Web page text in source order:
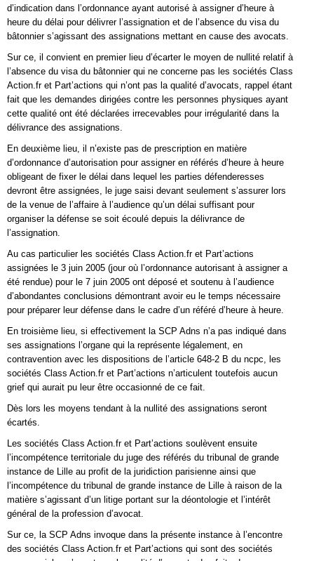
d’indication dans l’ordonnance ayant autorisé à assigner d’heure à
heure du délai pour délivrer l’assignation et de l’absence du visa du
bâtonnier s’agissant des assignations mettant en cause des avocats.
Sur ce, il convient en premier lieu d’écarter le moyen de nullité relatif à
l’absence du visa du bâtonnier qui ne concerne pas les sociétés Class
Action.fr et Part’actions qui n’ont pas la qualité d’avocats, rappel étant
fait que les demandes dirigées contre les personnes physiques ayant
cette qualité ont été déclarées irrecevables pour irrégularité dans la
délivrance des assignations.
En deuxième lieu, il n’existe pas de prescription en matière
d’ordonnance d’autorisation pour assigner en référés d’heure à heure
obligeant de fixer le délai dans lequel les parties défenderesses
devront être assignées, le juge saisi devant seulement s’assurer lors
de la venue de l’affaire à l’audience qu’un délai suffisant pour
organiser la défense se soit écoulé depuis la délivrance de
l’assignation.
Au cas particulier les sociétés Class Action.fr et Part’actions
assignées le 3 juin 2005 (jour où l’ordonnance autorisant à assigner a
été rendue) pour le 7 juin 2005 ont déposé et soutenu à l’audience
d’abondantes conclusions démontrant avoir eu le temps nécessaire
pour préparer leur défense dans le cadre d’un référé d’heure à heure.
En troisième lieu, si effectivement la SCP Adns n’a pas indiqué dans
ses assignations l’organe qui la représente légalement, en
contravention avec les dispositions de l’article 648-2 B du ncpc, les
sociétés Class Action.fr et Part’actions n’articulent toutefois aucun
grief qui aurait pu leur être occasionné de ce fait.
Dès lors les moyens tendant à la nullité des assignations seront
écartés.
Les sociétés Class Action.fr et Part’actions soulèvent ensuite
l’incompétence territoriale du juge des référés du tribunal de grande
instance de Lille au profit de la juridiction parisienne ainsi que
l’incompétence du tribunal de grande instance de Lille à raison de la
matière s’agissant d’un litige portant sur la déontologie et l’intérêt
général de la profession d’avocat.
Sur ce, la SCP Adns invoque dans la présente instance à l’encontre
des sociétés Class Action.fr et Part’actions qui sont des sociétés